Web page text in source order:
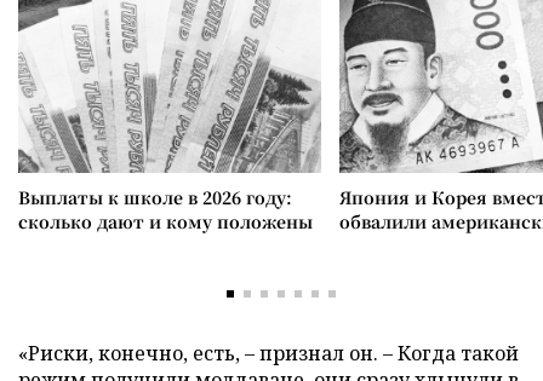
Выплаты к школе в 2026 году:
сколько дают и кому положены
Япония и Корея
обвалили
«Риски, конечно, есть, – признал он. – Когда такой